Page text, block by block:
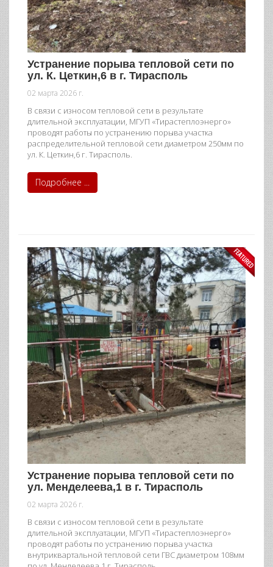
Устранение порыва тепловой сети по
ул. К. Цеткин,6 в г. Тирасполь
02 марта 2026 г.
В связи с износом тепловой сети в результате
длительной эксплуатации, МГУП «Тирастеплоэнерго»
проводят работы по устранению порыва участка
распределительной тепловой сети диаметром 250мм по
ул. К. Цеткин,6 г. Тирасполь.
Подробнее ...
Устранение порыва тепловой сети по
ул. Менделеева,1 в г. Тирасполь
02 марта 2026 г.
В связи с износом тепловой сети в результате
длительной эксплуатации, МГУП «Тирастеплоэнерго»
проводят работы по устранению порыва участка
внутриквартальной тепловой сети ГВС диаметром 108мм